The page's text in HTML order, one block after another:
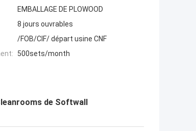
EMBALLAGE DE PLOWOOD
8 jours ouvrables
/FOB/CIF/ départ usine CNF
500sets/month
de Softwall